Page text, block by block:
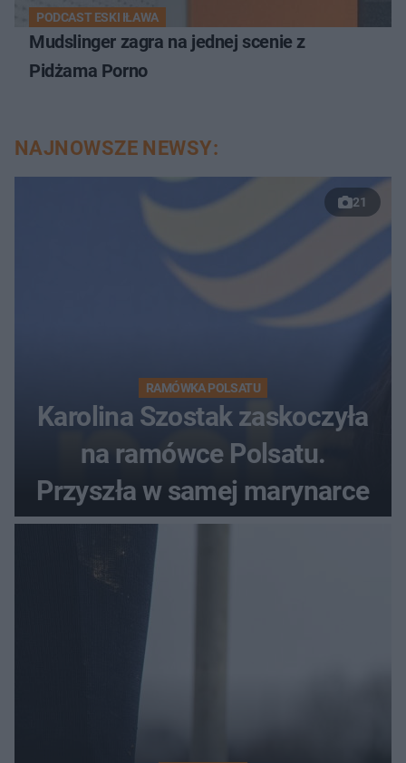
PODCAST ESKI IŁAWA
Mudslinger zagra na jednej scenie z
Pidżama Porno
NAJNOWSZE NEWSY:
21
RAMÓWKA POLSATU
Karolina Szostak zaskoczyła
na ramówce Polsatu.
Przyszła w samej marynarce